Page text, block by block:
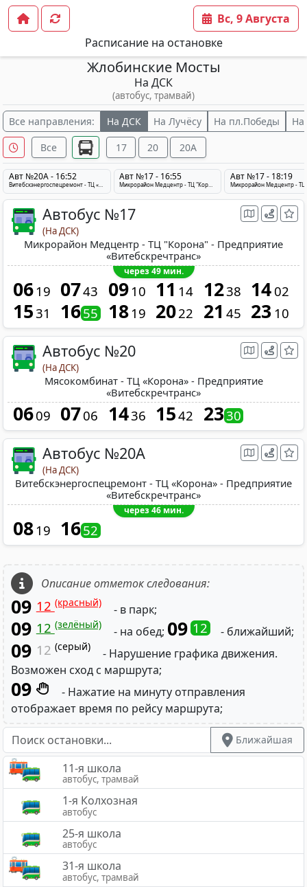
Расписание на остановке
Вс, 9 Августа
Ближайшая
11-я школа
автобус, трамвай
1-я Колхозная
автобус
25-я школа
автобус
31-я школа
автобус, трамвай
Жлобинские Мосты
На ДСК
(автобус, трамвай)
Все направления: На ДСК На Лучёсу На пл.Победы
Все 17 20 20A
Авт №20A - 16:52
Витебскэнергоспецремонт - ТЦ «Корона» - Предприятие «Витебскречтранс»
Авт №17 - 16:55 Авт №17 - 18:19
Автобус №17
(На ДСК)
Микрорайон Медцентр - ТЦ "Корона" - Предприятие
«Витебскречтранс»
через 49 мин.
06 19 0743 09 10 11 14 1238 14 02
1531 1655 18 19 2022 21 45 23 10
Автобус №20
(На ДСК)
Мясокомбинат - ТЦ «Корона» - Предприятие
«Витебскречтранс»
0609 0706 1436 1542 2330
Автобус №20A
(На ДСК)
Витебскэнергоспецремонт - ТЦ «Корона» - Предприятие
«Витебскречтранс»
через 46 мин.
08 19 1652
Описание отметок следования:
09 12(красный) - в парк;
09 12(зелёный) - на обед; 09 12 - ближайший;
09 12 (серый)
- Нарушение графика движения.
Возможен сход с маршрута;
09
- Нажатие на минуту отправления
отображает время по рейсу маршрута;